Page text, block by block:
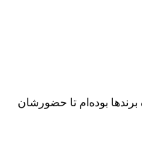
بوده‌ام تا حضورشان